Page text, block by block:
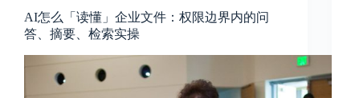
AI怎么「读懂」企业文件：权限边界内的问
答、摘要、检索实操